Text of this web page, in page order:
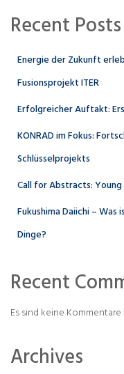
Recent Posts
Energie der Zukunft
Fusionsprojekt ITER
Erfolgreicher Auftakt:
KONRAD im Fokus:
Schlüsselprojekts
Call for Abstracts:
Fukushima Daiichi –
Dinge?
Recent
Es sind keine
Archives